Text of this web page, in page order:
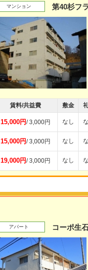
マンション 第40杉フ
賃料/共益費 敷金
15,000円/ 3,000円 なし
15,000円/ 3,000円 なし
19,000円/ 3,000円 なし
アパート コーポ生